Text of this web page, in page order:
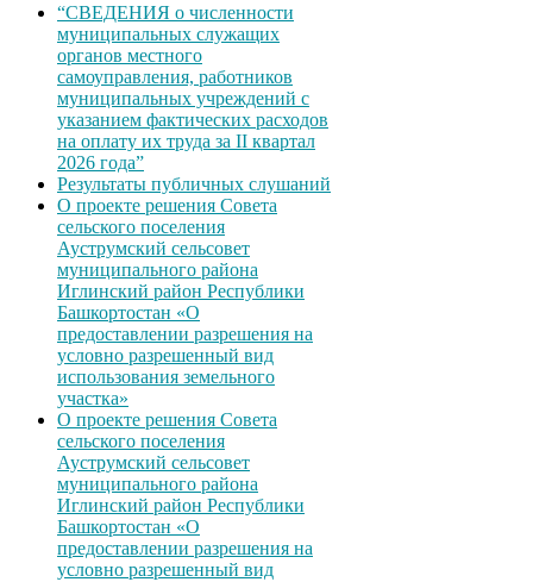
“СВЕДЕНИЯ о численности
муниципальных служащих
органов местного
самоуправления, работников
муниципальных учреждений с
указанием фактических расходов
на оплату их труда за II квартал
2026 года”
Результаты публичных слушаний
О проекте решения Совета
сельского поселения
Ауструмский сельсовет
муниципального района
Иглинский район Республики
Башкортостан «О
предоставлении разрешения на
условно разрешенный вид
использования земельного
участка»
О проекте решения Совета
сельского поселения
Ауструмский сельсовет
муниципального района
Иглинский район Республики
Башкортостан «О
предоставлении разрешения на
условно разрешенный вид